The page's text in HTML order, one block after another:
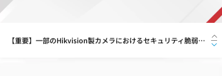
【重要】一部のHikvision製カメラにおけるセキュリティ脆弱性に関するお知らせと対応のお願い